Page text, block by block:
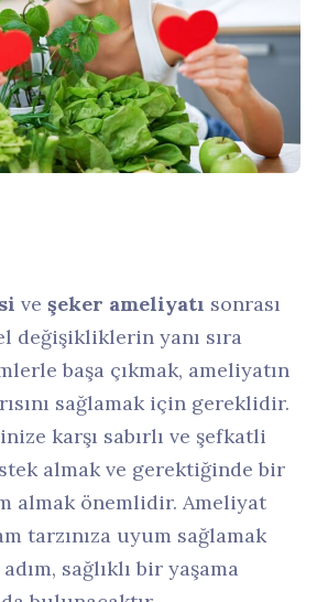
ve şeker ameliyatı sonrası
değişikliklerin yanı sıra
başa çıkmak, ameliyatın
sağlamak için gereklidir.
karşı sabırlı ve şefkatli
almak ve gerektiğinde bir
almak önemlidir. Ameliyat
tarzınıza uyum sağlamak
sağlıklı bir yaşama